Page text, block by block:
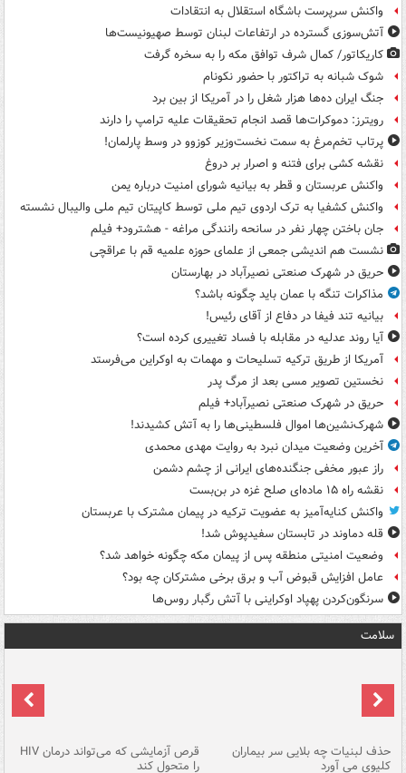
واکنش سرپرست باشگاه استقلال به انتقادات
آتش‌سوزی گسترده در ارتفاعات لبنان توسط صهیونیست‌ها
کاریکاتور/ کمال شرف توافق مکه را به سخره گرفت
شوک شبانه به تراکتور با حضور نکونام
جنگ ایران ده‌ها هزار شغل را در آمریکا از بین برد
رویترز: دموکرات‌ها قصد انجام تحقیقات علیه ترامپ را دارند
پرتاب تخم‌مرغ به سمت نخست‌وزیر کوزوو در وسط پارلمان!
نقشه کشی برای فتنه و اصرار بر دروغ
واکنش عربستان و قطر به بیانیه شورای امنیت درباره یمن
واکنش کشفیا به ترک اردوی تیم ملی توسط کاپیتان تیم ملی والیبال نشسته
جان باختن چهار نفر در سانحه رانندگی مراغه - هشترود+ فیلم
نشست هم اندیشی جمعی از علمای حوزه علمیه قم با عراقچی
حریق در شهرک صنعتی نصیرآباد در بهارستان
مذاکرات تنگه با عمان باید چگونه باشد؟
بیانیه تند فیفا در دفاع از آقای رئیس!
آیا روند عدلیه در مقابله با فساد تغییری کرده است؟
آمریکا از طریق ترکیه تسلیحات و مهمات به اوکراین می‌فرستد
نخستین تصویر مسی بعد از مرگ پدر
حریق در شهرک صنعتی نصیرآباد+ فیلم
شهرک‌نشین‌ها اموال فلسطینی‌ها را به آتش کشیدند!
آخرین وضعیت میدان نبرد به روایت مهدی محمدی
راز عبور مخفی جنگنده‌های ایرانی از چشم دشمن
نقشه راه ۱۵ ماده‌ای صلح غزه در بن‌بست
واکنش کنایه‌آمیز به عضویت ترکیه در پیمان مشترک با عربستان
قله دماوند در تابستان سفیدپوش شد!
وضعیت امنیتی منطقه پس از پیمان مکه چگونه خواهد شد؟
عامل افزایش قبوض آب و برق برخی مشترکان چه بود؟
سرنگون‌کردن پهپاد اوکراینی با آتش رگبار روس‌ها
سلامت
حذف لبنیات چه بلایی سر بیماران
کلیوی می آورد
قرص آزمایشی که می‌تواند درمان HIV
را متحول کند